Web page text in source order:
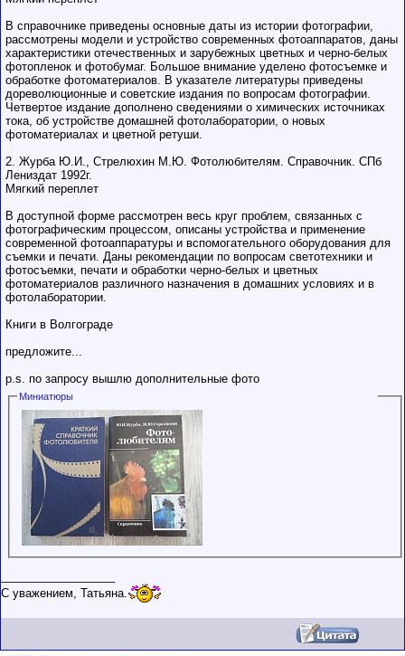
В справочнике приведены основные даты из истории фотографии,
рассмотрены модели и устройство современных фотоаппаратов, даны
характеристики отечественных и зарубежных цветных и черно-белых
фотопленок и фотобумаг. Большое внимание уделено фотосъемке и
обработке фотоматериалов. В указателе литературы приведены
дореволюционные и советские издания по вопросам фотографии.
Четвертое издание дополнено сведениями о химических источниках
тока, об устройстве домашней фотолаборатории, о новых
фотоматериалах и цветной ретуши.
2. Журба Ю.И., Стрелюхин М.Ю. Фотолюбителям. Справочник. СПб
Лениздат 1992г.
Мягкий переплет
В доступной форме рассмотрен весь круг проблем, связанных с
фотографическим процессом, описаны устройства и применение
современной фотоаппаратуры и вспомогательного оборудования для
съемки и печати. Даны рекомендации по вопросам светотехники и
фотосъемки, печати и обработки черно-белых и цветных
фотоматериалов различного назначения в домашних условиях и в
фотолаборатории.
Книги в Волгограде
предложите...
p.s. по запросу вышлю дополнительные фото
Миниатюры
С уважением, Татьяна.